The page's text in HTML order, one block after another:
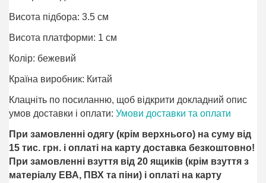
Висота підбора: 3.5 см
Висота платформи: 1 см
Колір: бежевий
Країна виробник: Китай
Клацніть по посиланню, щоб відкрити докладний опис
умов доставки і оплати:Умови доставки та оплати
При замовленні одягу (крім верхнього) на суму від
15 тис. грн. і оплаті на карту доставка безкоштовно!
При замовленні взуття від 20 ящиків (крім взуття з
матеріалу ЕВА, ПВХ та піни) і оплаті на карту